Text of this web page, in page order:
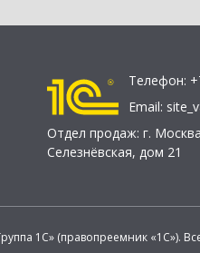
Телефон:
Email:
Отдел продаж: г. Москва
Селезнёвская, дом 21
1С» (правопреемник «1С»).